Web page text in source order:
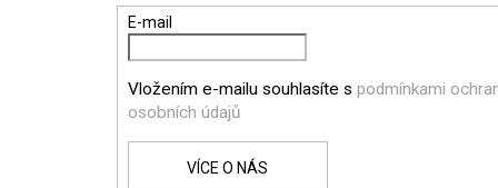
E-mail
Vložením e-mailu souhlasíte s podmínkami
osobních údajů